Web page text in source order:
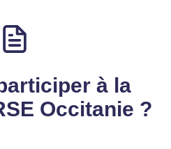
à la
Occitanie ?